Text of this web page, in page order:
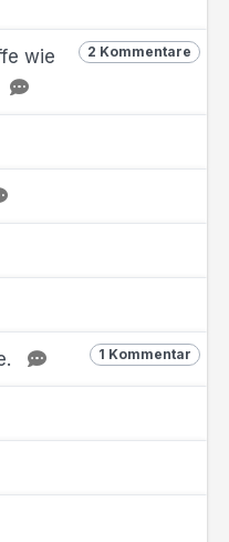
2 Kommentare
wie
1 Kommentar